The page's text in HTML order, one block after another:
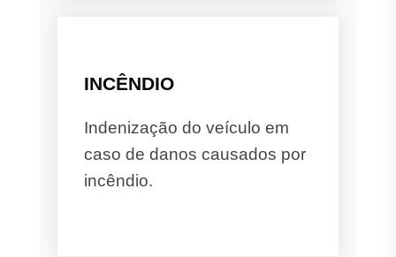
INCÊNDIO
Indenização do veículo em
caso de danos causados por
incêndio.